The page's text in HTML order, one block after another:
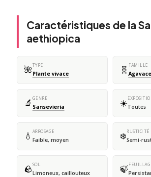
Caractéristiques de la
aethiopica
🌺TYPE
Plante vivace 🧬 FAMILLE
🔬 GENRE
Sansevieria ☀️Toutes
💧 ARROSAGE
Faible, moyen ❄️RUSTICITÉ
Semi-
🪨SOL
Limoneux, caillouteux 🍃